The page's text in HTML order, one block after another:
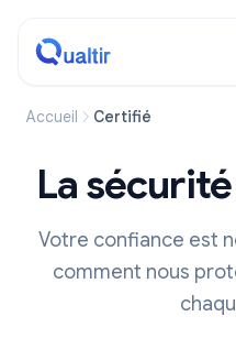
Accueil Certifié
La
Votre confiance est
comment nous